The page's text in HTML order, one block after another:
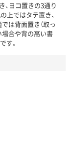
、ヨコ置きの3通り
上ではタテ置き、
は背面置き（取っ
場合や背の高い書
す。